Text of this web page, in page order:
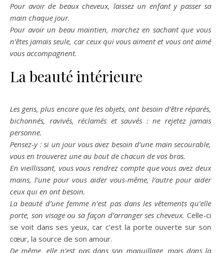
Pour avoir de beaux cheveux, laissez un enfant y passer sa
main chaque jour.
Pour avoir un beau maintien, marchez en sachant que vous
n’êtes jamais seule, car ceux qui vous aiment et vous ont aimé
vous accompagnent.
La beauté intérieure
Les gens, plus encore que les objets, ont besoin d’être réparés,
bichonnés, ravivés, réclamés et sauvés : ne rejetez jamais
personne.
Pensez-y : si un jour vous avez besoin d’une main secourable,
vous en trouverez une au bout de chacun de vos bras.
En vieillissant, vous vous rendrez compte que vous avez deux
mains, l’une pour vous aider vous-même, l’autre pour aider
ceux qui en ont besoin.
La beauté d’une femme n’est pas dans les vêtements qu’elle
porte, son visage ou sa façon d’arranger ses cheveux. Celle-ci
se voit dans ses yeux, car c’est la porte ouverte sur son
cœur, la source de son amour.
De même, elle n’est pas dans son maquillage, mais dans la